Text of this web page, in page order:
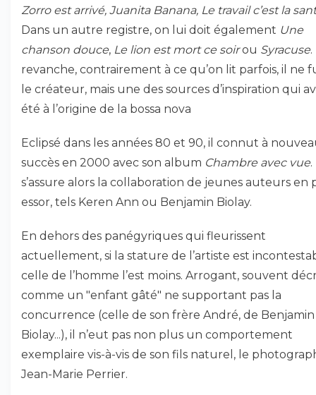
Zorro est arrivé, Juanita Banana, Le travail c’est la
Dans un autre registre, on lui doit également Une
chanson douce, Le lion est mort ce soirou Syracuse
revanche, contrairement à ce qu’on lit parfois, il ne
le créateur, mais une des sources d’inspiration qui
été à l’origine de la bossa nova
Eclipsé dans les années 80 et 90, il connut à
succès en 2000 avec son album Chambre avec vue
s’assure alors la collaboration de jeunes auteurs en
essor, tels Keren Ann ou Benjamin Biolay.
En dehors des panégyriques qui fleurissent
actuellement, si la stature de l’artiste est
celle de l’homme l’est moins. Arrogant, souvent
comme un "enfant gâté" ne supportant pas la
concurrence (celle de son frère André, de Benjamin
Biolay...), il n’eut pas non plus un comportement
exemplaire vis-à-vis de son fils naturel, le
Jean-Marie Perrier.